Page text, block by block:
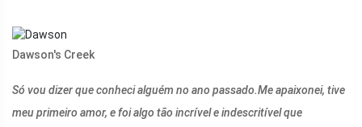
Dawson's Creek
Só vou dizer que conheci alguém no ano passado.Me apaixonei, tive
meu primeiro amor, e foi algo tão incrível e indescritível que